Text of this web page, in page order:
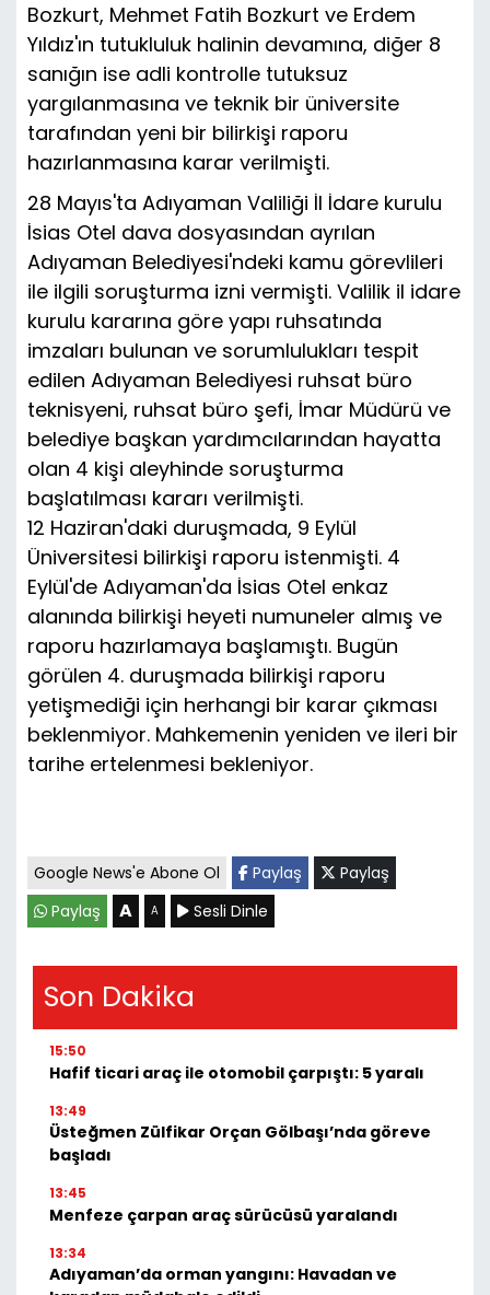
Bozkurt, Mehmet Fatih Bozkurt ve Erdem
Yıldız'ın tutukluluk halinin devamına, diğer 8
sanığın ise adli kontrolle tutuksuz
yargılanmasına ve teknik bir üniversite
tarafından yeni bir bilirkişi raporu
hazırlanmasına karar verilmişti.
28 Mayıs'ta Adıyaman Valiliği İl İdare kurulu
İsias Otel dava dosyasından ayrılan
Adıyaman Belediyesi'ndeki kamu görevlileri
ile ilgili soruşturma izni vermişti. Valilik il idare
kurulu kararına göre yapı ruhsatında
imzaları bulunan ve sorumlulukları tespit
edilen Adıyaman Belediyesi ruhsat büro
teknisyeni, ruhsat büro şefi, İmar Müdürü ve
belediye başkan yardımcılarından hayatta
olan 4 kişi aleyhinde soruşturma
başlatılması kararı verilmişti.
12 Haziran'daki duruşmada, 9 Eylül
Üniversitesi bilirkişi raporu istenmişti. 4
Eylül'de Adıyaman'da İsias Otel enkaz
alanında bilirkişi heyeti numuneler almış ve
raporu hazırlamaya başlamıştı. Bugün
görülen 4. duruşmada bilirkişi raporu
yetişmediği için herhangi bir karar çıkması
beklenmiyor. Mahkemenin yeniden ve ileri bir
tarihe ertelenmesi bekleniyor.
Google News'e Abone Ol Paylaş
Paylaş
Paylaş
A A Sesli Dinle
Son Dakika
15:50
Hafif ticari araç ile otomobil çarpıştı: 5 yaralı
13:49
Üsteğmen Zülfikar Orçan Gölbaşı’nda göreve
başladı
13:45
Menfeze çarpan araç sürücüsü yaralandı
13:34
Adıyaman’da orman yangını: Havadan ve